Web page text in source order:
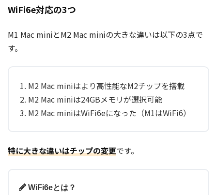
WiFi6e対応の3つ
M1 Mac miniとM2 Mac miniの大きな違いは以下の3点で
す。
M2 Mac miniはより高性能なM2チップを搭載
M2 Mac miniは24GBメモリが選択可能
M2 Mac miniはWiFi6eになった（M1はWiFi6）
特に大きな違いはチップの変更です。
WiFi6eとは？